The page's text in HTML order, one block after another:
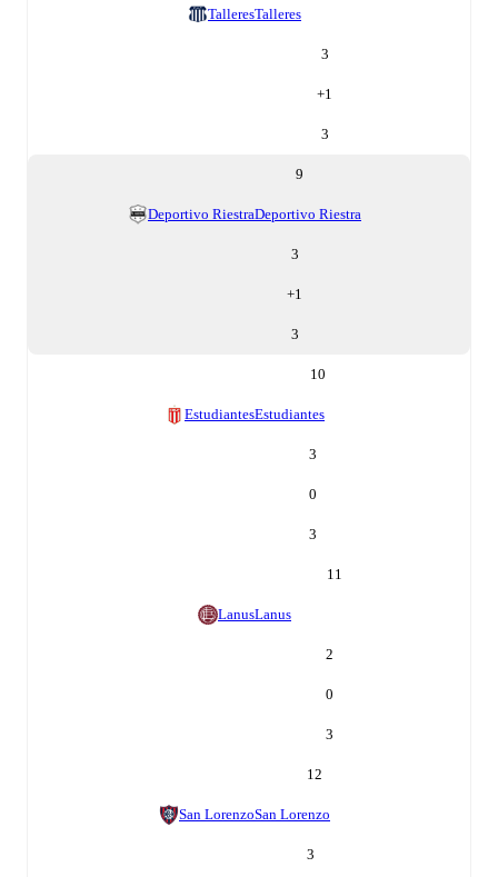
TalleresTalleres
3
+1
3
9
Deportivo RiestraDeportivo Riestra
3
+1
3
10
EstudiantesEstudiantes
3
0
3
11
LanusLanus
2
0
3
12
San LorenzoSan Lorenzo
3